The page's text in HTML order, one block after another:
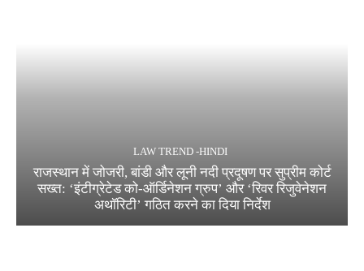
LAW TREND -HINDI
राजस्थान में जोजरी, बांडी और लूनी नदी प्रदूषण पर सुप्रीम कोर्ट
सख्त: ‘इंटीग्रेटेड को-ऑर्डिनेशन ग्रुप’ और ‘रिवर रिजुवेनेशन
अथॉरिटी’ गठित करने का दिया निर्देश